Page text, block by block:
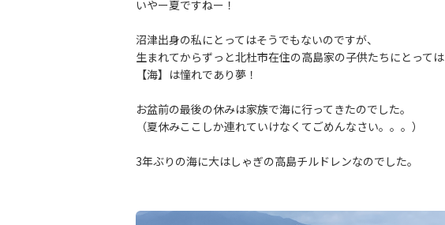
いやー夏ですねー！
沼津出身の私にとってはそうでもないのですが、
生まれてからずっと北杜市在住の高島家の子供たちにとっては
【海】は憧れであり夢！
お盆前の最後の休みは家族で海に行ってきたのでした。
（夏休みここしか連れていけなくてごめんなさい。。。）
3年ぶりの海に大はしゃぎの高島チルドレンなのでした。